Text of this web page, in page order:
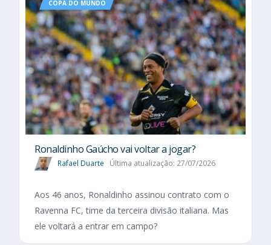
COPA DO MUNDO
Ronaldinho Gaúcho vai voltar a jogar?
Rafael Duarte Última atualização: 27/07/2026
Aos 46 anos, Ronaldinho assinou contrato com o
Ravenna FC, time da terceira divisão italiana. Mas
ele voltará a entrar em campo?